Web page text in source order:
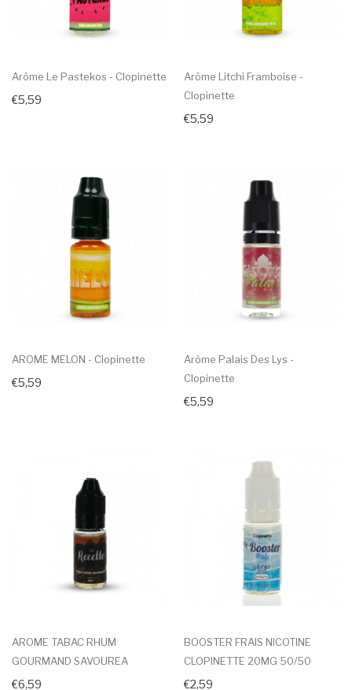
Arôme Le Pastekos - Clopinette
€5,59
Arôme Litchi Framboise -
Clopinette
€5,59
AROME MELON - Clopinette
€5,59
Arôme Palais Des Lys -
Clopinette
€5,59
AROME TABAC RHUM
GOURMAND SAVOUREA
€6,59
BOOSTER FRAIS NICOTINE
CLOPINETTE 20MG 50/50
€2,59